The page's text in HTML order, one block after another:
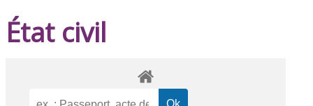
État civil